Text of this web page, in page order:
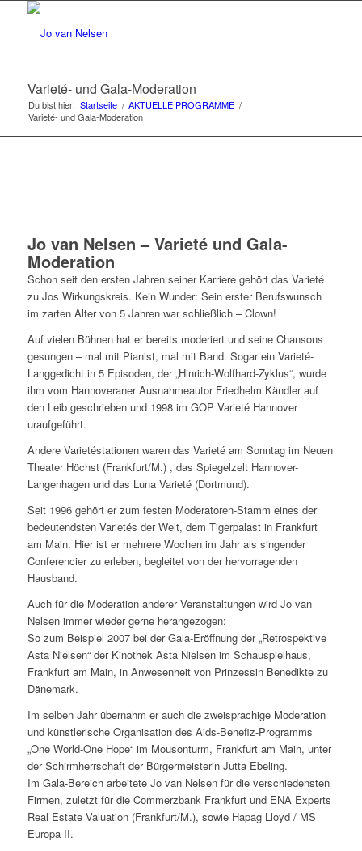
Varieté- und Gala-Moderation
Du bist hier: Startseite / AKTUELLE PROGRAMME /
Varieté- und Gala-Moderation
Jo van Nelsen – Varieté und Gala-
Moderation
Schon seit den ersten Jahren seiner Karriere gehört das Varieté
zu Jos Wirkungskreis. Kein Wunder: Sein erster Berufswunsch
im zarten Alter von 5 Jahren war schließlich – Clown!
Auf vielen Bühnen hat er bereits moderiert und seine Chansons
gesungen – mal mit Pianist, mal mit Band. Sogar ein Varieté-
Langgedicht in 5 Episoden, der „Hinrich-Wolfhard-Zyklus“, wurde
ihm vom Hannoveraner Ausnahmeautor Friedhelm Kändler auf
den Leib geschrieben und 1998 im GOP Varieté Hannover
uraufgeführt.
Andere Varietéstationen waren das Varieté am Sonntag im Neuen
Theater Höchst (Frankfurt/M.) , das Spiegelzelt Hannover-
Langenhagen und das Luna Varieté (Dortmund).
Seit 1996 gehört er zum festen Moderatoren-Stamm eines der
bedeutendsten Varietés der Welt, dem Tigerpalast in Frankfurt
am Main. Hier ist er mehrere Wochen im Jahr als singender
Conferencier zu erleben, begleitet von der hervorragenden
Hausband.
Auch für die Moderation anderer Veranstaltungen wird Jo van
Nelsen immer wieder gerne herangezogen:
So zum Beispiel 2007 bei der Gala-Eröffnung der „Retrospektive
Asta Nielsen“ der Kinothek Asta Nielsen im Schauspielhaus,
Frankfurt am Main, in Anwesenheit von Prinzessin Benedikte zu
Dänemark.
Im selben Jahr übernahm er auch die zweisprachige Moderation
und künstlerische Organisation des Aids-Benefiz-Programms
„One World-One Hope“ im Mousonturm, Frankfurt am Main, unter
der Schirmherrschaft der Bürgermeisterin Jutta Ebeling.
Im Gala-Bereich arbeitete Jo van Nelsen für die verschiedensten
Firmen, zuletzt für die Commerzbank Frankfurt und ENA Experts
Real Estate Valuation (Frankfurt/M.), sowie Hapag Lloyd / MS
Europa II.